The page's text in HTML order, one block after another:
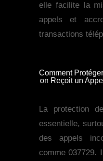
elle facilite la
appels et
transactions
Comment
on Reçoit un
La protection
essentielle,
des appels
comme 037729.